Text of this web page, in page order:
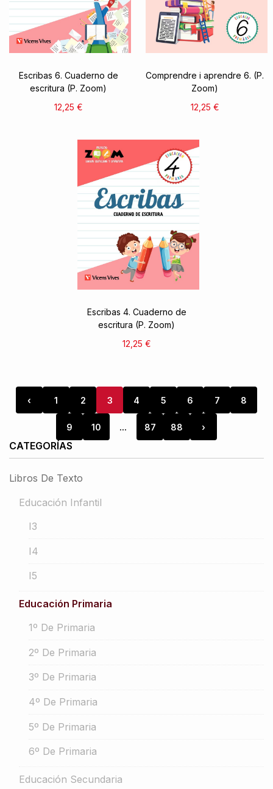
Escribas 6. Cuaderno de
escritura (P. Zoom)
12,25 €
Comprendre i aprendre 6. (P.
Zoom)
12,25 €
Escribas 4. Cuaderno de
escritura (P. Zoom)
12,25 €
‹ 1 2 3 4 5 6 7 8
9 10 ... 87 88 ›
CATEGORÍAS
Libros De Texto
Educación Infantil
I3
I4
I5
Educación Primaria
1º De Primaria
2º De Primaria
3º De Primaria
4º De Primaria
5º De Primaria
6º De Primaria
Educación Secundaria